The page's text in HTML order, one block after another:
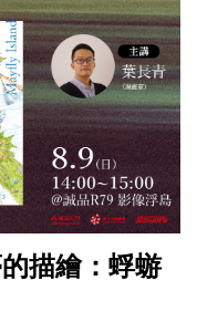
描繪：蜉蝣